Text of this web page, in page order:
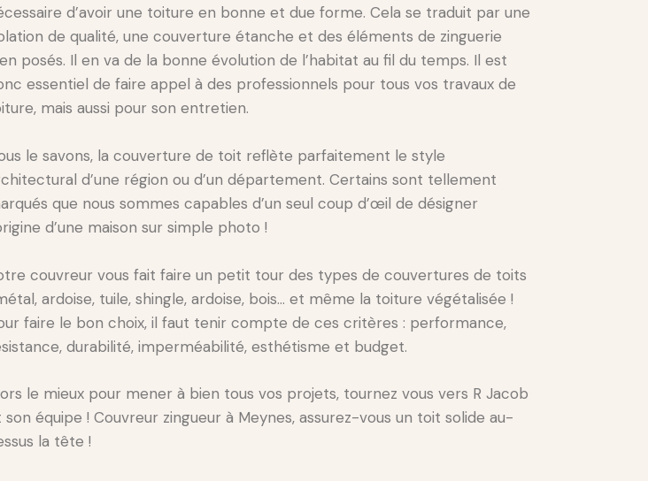
d’avoir une toiture en bonne et due forme. Cela se traduit par une
de qualité, une couverture étanche et des éléments de zinguerie
posés. Il en va de la bonne évolution de l’habitat au fil du temps. Il est
essentiel de faire appel à des professionnels pour tous vos travaux de
mais aussi pour son entretien.
le savons, la couverture de toit reflète parfaitement le style
d’une région ou d’un département. Certains sont tellement
que nous sommes capables d’un seul coup d’œil de désigner
d’une maison sur simple photo !
couvreur vous fait faire un petit tour des types de couvertures de toits
ardoise, tuile, shingle, ardoise, bois… et même la toiture végétalisée !
faire le bon choix, il faut tenir compte de ces critères : performance,
durabilité, imperméabilité, esthétisme et budget.
le mieux pour mener à bien tous vos projets, tournez vous vers R Jacob
son équipe ! Couvreur zingueur à Meynes, assurez-vous un toit solide au-
la tête !